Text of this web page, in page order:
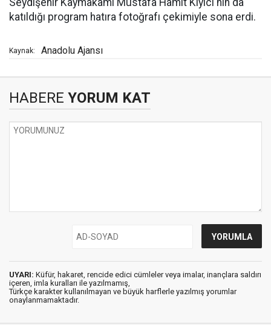
Seydişehir Kaymakamı Mustafa Hamit Kıyıcı'nın da
katıldığı program hatıra fotoğrafı çekimiyle sona erdi.
Kaynak: Anadolu Ajansı
HABERE YORUM KAT
UYARI: Küfür, hakaret, rencide edici cümleler veya imalar, inançlara saldırı
içeren, imla kuralları ile yazılmamış,
Türkçe karakter kullanılmayan ve büyük harflerle yazılmış yorumlar
onaylanmamaktadır.